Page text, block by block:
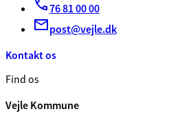
76 81 00 00
post@vejle.dk
Kontakt os
Find os
Vejle Kommune